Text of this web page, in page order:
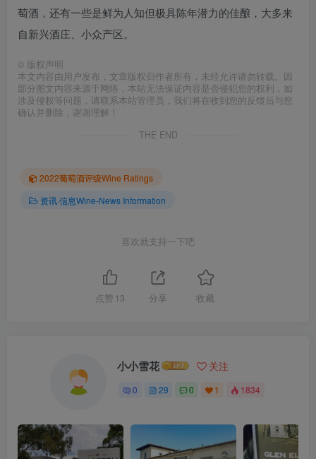
萄酒，还有一些是鲜为人知但极具陈年潜力的佳酿，大多来
自新兴酒庄、小众产区。
© 版权声明
本文内容由用户发布，文章版权归作者所有，未经允许请勿转载。因
部分图文内容来源于网络，本站无法保证内容是否侵犯您的权利，如
涉及侵权等问题，请联系本站管理员，我们将在收到您的反馈后与您
确认并删除，谢谢理解！
THE END
2022葡萄酒评级Wine Ratings
资讯·信息Wine-News Information
喜欢就支持一下吧
点赞 13 分享 收藏
小小雪花 关注
0 29 0 1 1834